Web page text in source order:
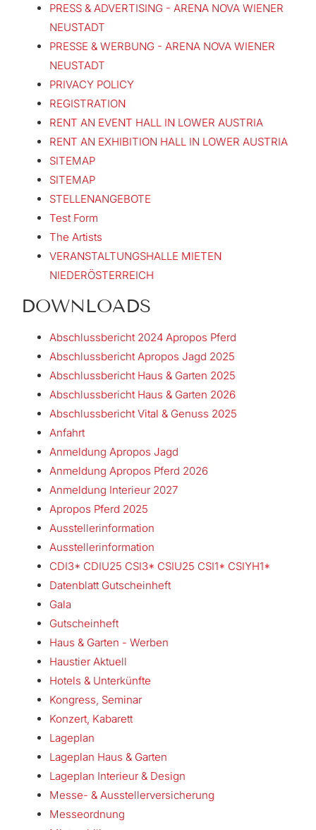
PRESS & ADVERTISING - ARENA NOVA WIENER
NEUSTADT
PRESSE & WERBUNG - ARENA NOVA WIENER
NEUSTADT
PRIVACY POLICY
REGISTRATION
RENT AN EVENT HALL IN LOWER AUSTRIA
RENT AN EXHIBITION HALL IN LOWER AUSTRIA
SITEMAP
SITEMAP
STELLENANGEBOTE
Test Form
The Artists
VERANSTALTUNGSHALLE MIETEN
NIEDERÖSTERREICH
DOWNLOADS
Abschlussbericht 2024 Apropos Pferd
Abschlussbericht Apropos Jagd 2025
Abschlussbericht Haus & Garten 2025
Abschlussbericht Haus & Garten 2026
Abschlussbericht Vital & Genuss 2025
Anfahrt
Anmeldung Apropos Jagd
Anmeldung Apropos Pferd 2026
Anmeldung Interieur 2027
Apropos Pferd 2025
Ausstellerinformation
Ausstellerinformation
CDI3* CDIU25 CSI3* CSIU25 CSI1* CSIYH1*
Datenblatt Gutscheinheft
Gala
Gutscheinheft
Haus & Garten - Werben
Haustier Aktuell
Hotels & Unterkünfte
Kongress, Seminar
Konzert, Kabarett
Lageplan
Lageplan Haus & Garten
Lageplan Interieur & Design
Messe- & Ausstellerversicherung
Messeordnung